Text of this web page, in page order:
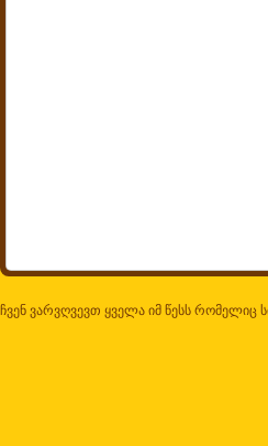
ჩვენ ვარვღვევთ ყველა იმ წესს რომელიც